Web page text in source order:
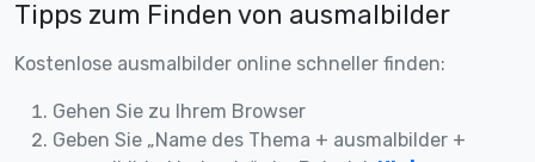
Tipps zum Finden von ausmalbilder
Kostenlose ausmalbilder online schneller finden:
Gehen Sie zu Ihrem Browser
Geben Sie „Name des Thema + ausmalbilder +